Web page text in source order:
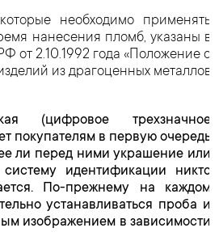
необходимо применять
нанесения пломб, указаны в
от 2.10.1992 года «Положение о
из драгоценных металлов
(цифровое трехзначное
покупателям в первую очередь
ли перед ними украшение или
идентификации никто
По-прежнему на каждом
устанавливаться проба и
изображением в зависимости